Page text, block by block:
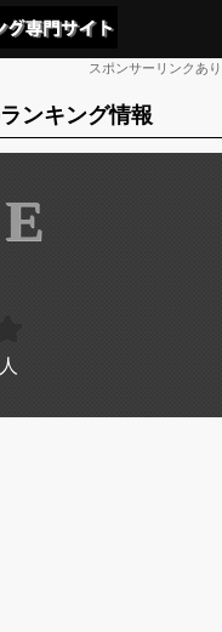
スポンサーリンクあり
ンキング情報
E
人